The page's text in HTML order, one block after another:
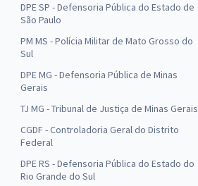
DPE SP - Defensoria Pública do Estado de
São Paulo
PM MS - Polícia Militar de Mato Grosso do
Sul
DPE MG - Defensoria Pública de Minas
Gerais
TJ MG - Tribunal de Justiça de Minas Gerais
CGDF - Controladoria Geral do Distrito
Federal
DPE RS - Defensoria Pública do Estado do
Rio Grande do Sul